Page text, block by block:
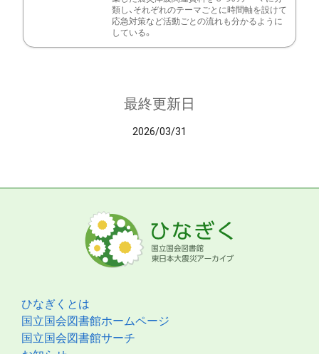
類し、それぞれのテーマごとに時間軸を設けて
応急対策など活動ごとの流れも分かるように
している。
最終更新日
2026/03/31
ひなぎくとは
国立国会図書館ホームページ
国立国会図書館サーチ